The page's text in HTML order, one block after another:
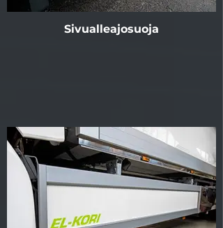
Sivualleajosuoja